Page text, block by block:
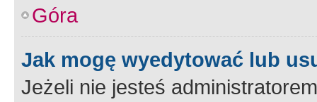
Góra
Jak mogę wyedytować lub
Jeżeli nie jesteś